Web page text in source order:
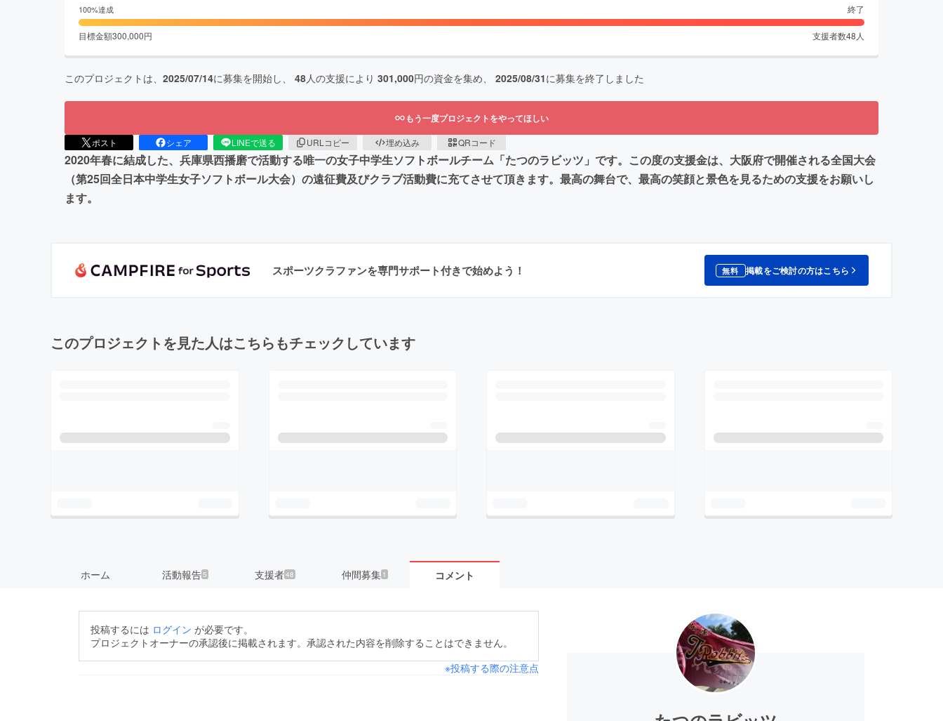
100%達成 終了
目標金額300,000円 支援者数48 人
このプロジェクトは、 2025/07/14に募集を開始し、 48人の支援により 301,000円の資金を集め、 2025/08/31に募集を終了しました
もう一度プロジェクトをやってほしい
ポスト シェア LINEで送る URLコピー 埋め込み QRコード
2020年春に結成した、兵庫県西播磨で活動する唯一の女子中学生ソフトボールチーム「たつのラビッツ」です。この度の支援金は、大阪府で開催される全国大会
（第25回全日本中学生女子ソフトボール大会）の遠征費及びクラブ活動費に充てさせて頂きます。最高の舞台で、最高の笑顔と景色を見るための支援をお願いし
ます。
スポーツクラファンを専門サポート付きで始めよう！ 無料 掲載をご検討の方はこちら
このプロジェクトを見た人はこちらもチェックしています
ホーム 活動報告5 支援者48 仲間募集 1 コメント
投稿するには ログイン が必要です。
プロジェクトオーナーの承認後に掲載されます。承認された内容を削除することはできません。
※投稿する際の注意点